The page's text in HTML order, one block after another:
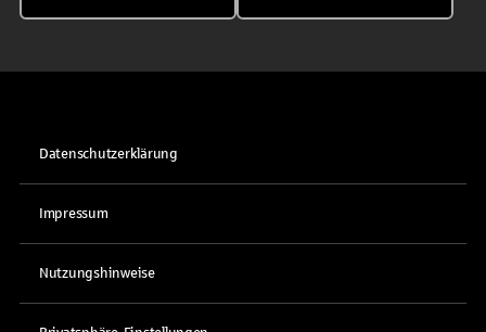
Datenschutzerklärung
Impressum
Nutzungshinweise